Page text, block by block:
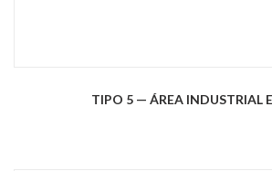
TIPO 5 — ÁREA INDUSTRIAL